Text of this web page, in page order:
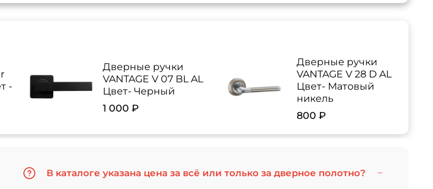
-
Дверные ручки
VANTAGE V 07 BL AL
Цвет- Черный
1 000 ₽
Дверные ручки
VANTAGE V 28 D AL
Цвет- Матовый
никель
800 ₽
В каталоге указана цена за всё или только за дверное полотно?